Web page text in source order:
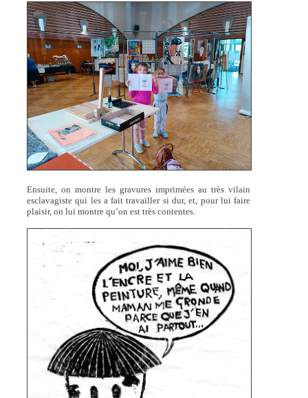
Ensuite, on montre les gravures imprimées au très vilain
esclavagiste qui les a fait travailler si dur, et, pour lui faire
plaisir, on lui montre qu’on est très contentes.